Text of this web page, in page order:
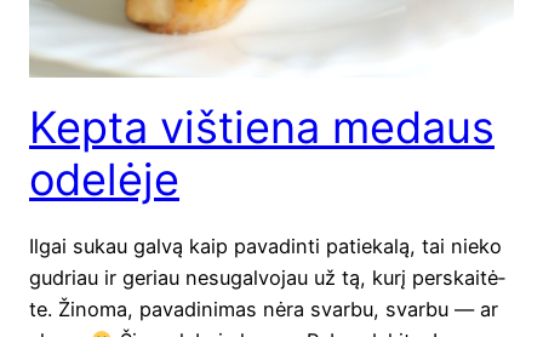
Kepta vištiena medaus
odelėje
Ilgai sukau gal­vą kaip pava­din­ti patie­ka­lą, tai nie­ko
gud­riau ir geriau nesu­gal­vo­jau už tą, kurį per­skai­tė­
te. Žino­ma, pava­di­ni­mas nėra svar­bu, svar­bu — ar